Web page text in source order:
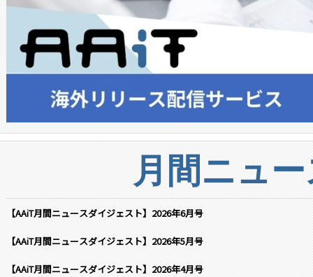
月間ニュ
【AAiT月間ニュースダイジェスト】2026年6月号
【AAiT月間ニュースダイジェスト】2026年5月号
【AAiT月間ニュースダイジェスト】2026年4月号